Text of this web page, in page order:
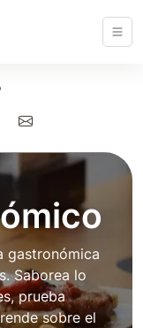
gastronómica
Saborea lo
prueba
sobre el